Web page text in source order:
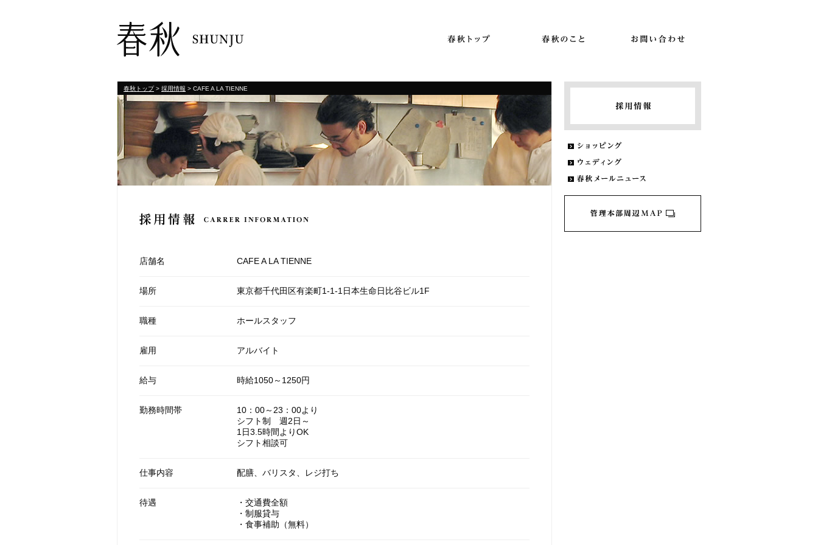
春秋トップ> 採用情報 > CAFE A LA TIENNE
店舗名 CAFE A LA TIENNE
場所 東京都千代田区有楽町1-1-1日本生命日比谷ビル1F
職種 ホールスタッフ
雇用 アルバイト
給与 時給1050～1250円
勤務時間帯
10：00～23：00より
シフト制 週2日～
1日3.5時間よりOK
シフト相談可
仕事内容 配膳、バリスタ、レジ打ち
待遇
・交通費全額
・制服貸与
・食事補助（無料）